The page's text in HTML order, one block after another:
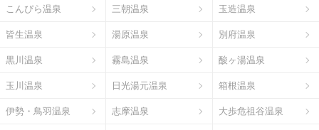
こんぴら温泉 三朝温泉 玉造温泉
皆生温泉 湯原温泉 別府温泉
黒川温泉 霧島温泉 酸ヶ湯温泉
玉川温泉 日光湯元温泉 箱根温泉
伊勢・鳥羽温泉 志摩温泉 大歩危祖谷温泉